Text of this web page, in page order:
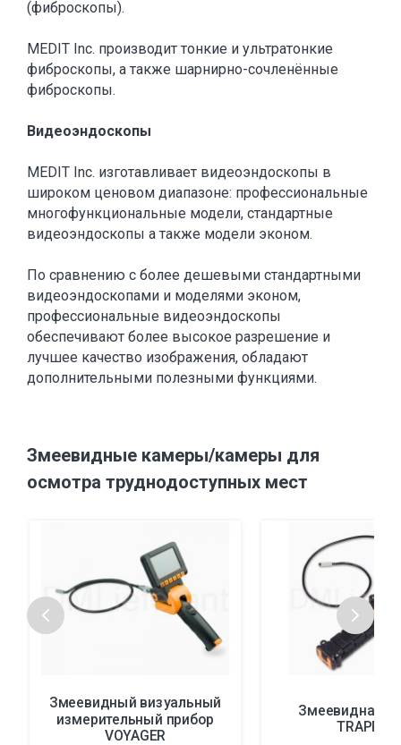
(фиброскопы).
MEDIT Inc. производит тонкие и ультратонкие
фиброскопы, а также шарнирно-сочленённые
фиброскопы.
Видеоэндоскопы
MEDIT Inc. изготавливает видеоэндоскопы в
широком ценовом диапазоне: профессиональные
многофункциональные модели, стандартные
видеоэндоскопы а также модели эконом.
По сравнению с более дешевыми стандартными
видеоэндоскопами и моделями эконом,
профессиональные видеоэндоскопы
обеспечивают более высокое разрешение и
лучшее качество изображения, обладают
дополнительными полезными функциями.
Змеевидные камеры/камеры для
осмотра труднодоступных мест
Змеевидный визуальный
измерительный прибор
VOYAGER
Змеевидная
TRAPPER